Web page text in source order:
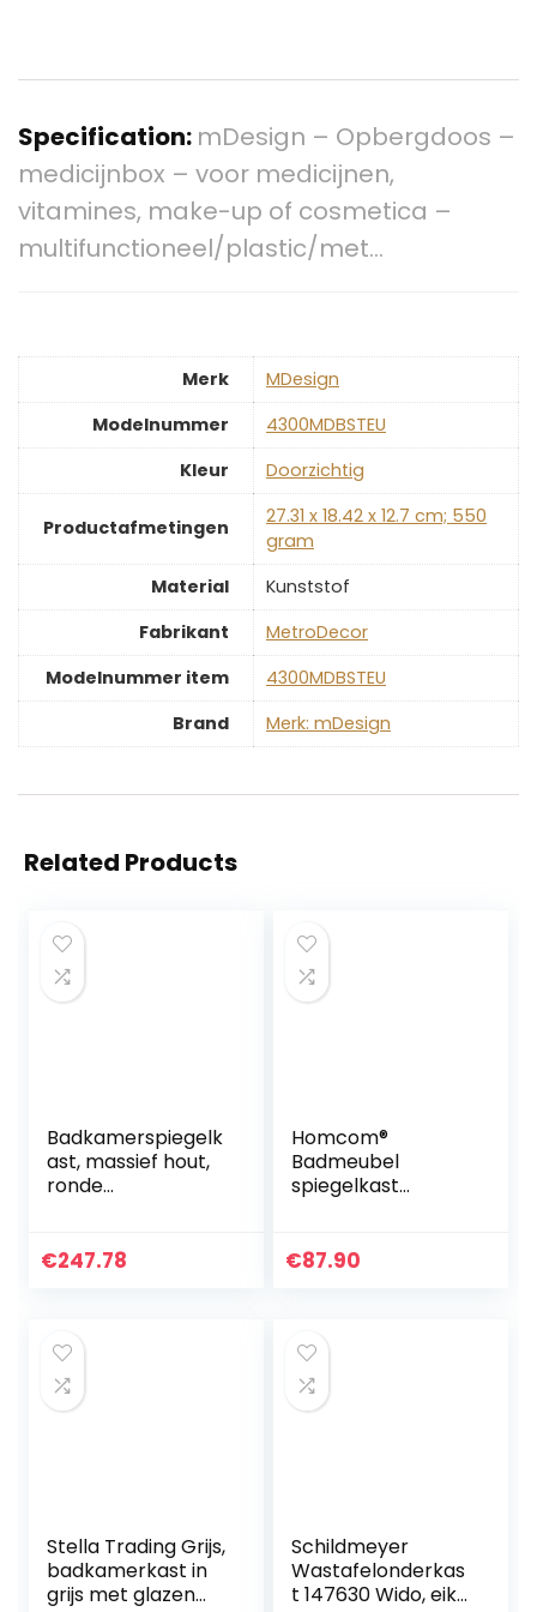
Specification: mDesign – Opbergdoos –
medicijnbox – voor medicijnen,
vitamines, make-up of cosmetica –
multifunctioneel/plastic/met…
Merk
‎MDesign
Modelnummer
‎4300MDBSTEU
Kleur
‎Doorzichtig
Productafmetingen
‎27.31 x 18.42 x 12.7 cm; 550
gram
Material
‎Kunststof
Fabrikant
‎MetroDecor
Modelnummer item
‎4300MDBSTEU
Brand
Merk: mDesign
Related Products
Badkamerspiegelk
ast, massief hout,
ronde
schuifdeur,
€247.78
Homcom®
Badmeubel
spiegelkast
kast (75 x 60 x 15
€87.90
Stella Trading Grijs,
badkamerkast in
grijs met glazen
Schildmeyer
Wastafelonderkas
t 147630 Wido, eik